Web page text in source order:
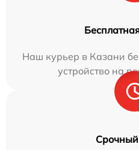
Наш курьер в Казани
устройство на